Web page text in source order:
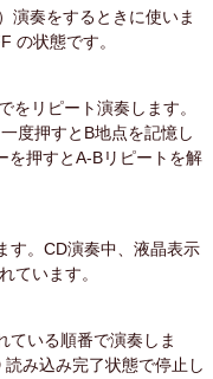
演奏をするときに使いま
の状態です。
をリピート演奏します。
度押すとB地点を記憶し
を押すとA-Bリピートを解
す。CD演奏中、液晶表示
ています。
ている順番で演奏しま
み込み完了状態で停止し